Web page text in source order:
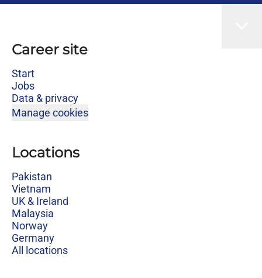
Career site
Start
Jobs
Data & privacy
Manage cookies
Locations
Pakistan
Vietnam
UK & Ireland
Malaysia
Norway
Germany
All locations